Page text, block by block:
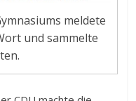
meldete
und sammelte